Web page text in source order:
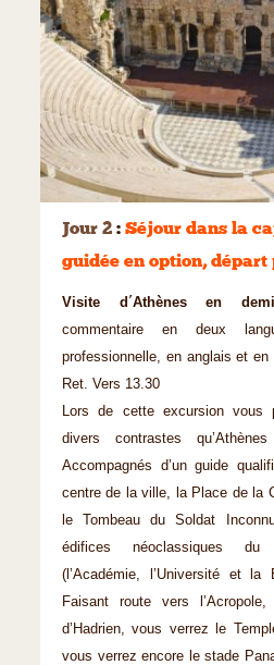
Jour 2 : Séjour dans la
guidée en option, départ
Visite d΄Athènes en demi-
commentaire en deux
professionnelle, en anglais et
Ret. Vers 13.30
Lors de cette excursion vous
divers contrastes
Accompagnés d’un guide
centre de la ville, la Place de la
le Tombeau du Soldat
édifices néoclassiques du
(l’Académie, l’Université et la
Faisant route vers
d’Hadrien, vous verrez le
vous verrez encore le stade